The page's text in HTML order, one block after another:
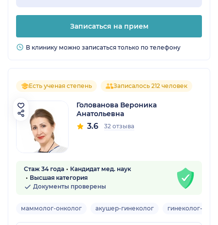
Записаться на прием
В клинику можно записаться только по телефону
Есть ученая степень Записалось 212 человек
Голованова Вероника
Анатольевна
3.6 32 отзыва
Стаж 34 года
Кандидат мед. наук
Высшая категория
Документы проверены
маммолог-онколог акушер-гинеколог гинеколог-